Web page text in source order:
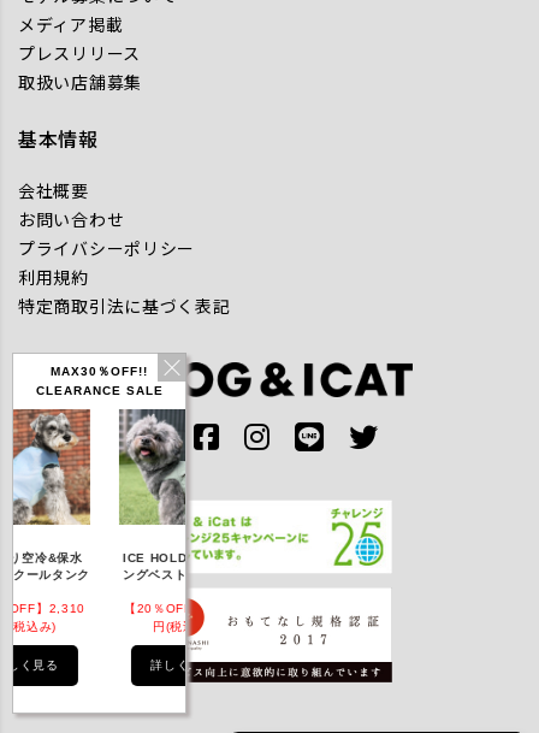
MAX30％OFF!!
CLEARANCE SALE
冷&保水
ールタンク
】2,310
込み)
見る
ICE HOLD フィッシ
ングベスト 保冷剤付
【20％OFF】3,168
円(税込み)
詳しく見る
IDOG ICE HOLD ネ
ッククーラー 保冷剤
円(税込み)
詳しく見る
メディア掲載
プレスリリース
取扱い店舗募集
基本情報
会社概要
お問い合わせ
プライバシーポリシー
利用規約
特定商取引法に基づく表記